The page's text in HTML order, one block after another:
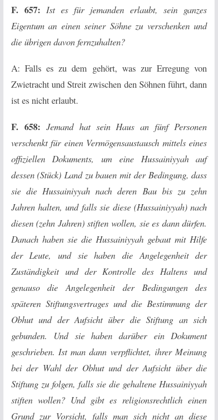
F. 657: Ist es für jemanden erlaubt, sein ganzes
Eigentum an einen seiner Söhne zu verschenken und
die übrigen davon fernzuhalten?
A: Falls es zu dem gehört, was zur Erregung von
Zwietracht und Streit zwischen den Söhnen führt, dann
ist es nicht erlaubt.
F. 658: Jemand hat sein Haus an fünf Personen
verschenkt für einen Vermögensaustausch mittels eines
offiziellen Dokuments, um eine Hussainiyyah auf
dessen (Stück) Land zu bauen mit der Bedingung, dass
sie die Hussainiyyah nach deren Bau bis zu zehn
Jahren halten, und falls sie diese (Hussainiyyah) nach
diesen (zehn Jahren) stiften wollen, sie es dann dürfen.
Danach haben sie die Hussainiyyah gebaut mit Hilfe
der Leute, und sie haben die Angelegenheit der
Zuständigkeit und der Kontrolle des Haltens und
genauso die Angelegenheit der Bedingungen des
späteren Stiftungsvertrages und die Bestimmung der
Obhut und der Aufsicht über die Stiftung an sich
gebunden. Und sie haben darüber ein Dokument
geschrieben. Ist man dann verpflichtet, ihrer Meinung
bei der Wahl der Obhut und der Aufsicht über die
Stiftung zu folgen, falls sie die gehaltene Hussainiyyah
stiften wollen? Und gibt es religionsrechtlich einen
Grund zur Vorsicht, falls man sich nicht an diese